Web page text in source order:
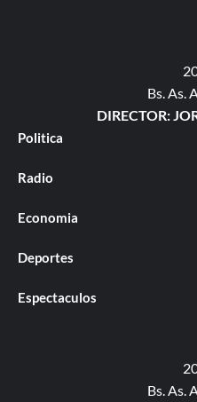
Bs. As.
DIRECTOR:
Politica
Radio
Economia
Deportes
Espectaculos
Bs. As.